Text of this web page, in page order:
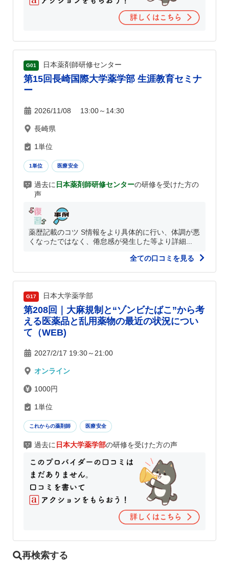
G01 日本薬剤師研修センター
第15回長崎国際大学薬学部 生涯教育セミナ
ー
2026/11/08 13:00～14:30
長崎県
1単位
1単位 医療安全
過去に 日本薬剤師研修センターの研修を受けた方の
声
薬歴記載のコツ S情報をより具体的に行い、体調が悪
くなったではなく、倦怠感が発生した等より詳細...
全ての口コミを見る
G17 日本大学薬学部
第208回｜大麻規制と“ゾンビたばこ”から考
える医薬品と乱用薬物の最近の状況につい
て（WEB)
2027/2/17 19:30～21:00
オンライン
1000円
1単位
これからの薬剤師 医療安全
過去に 日本大学薬学部の研修を受けた方の声
再検索する